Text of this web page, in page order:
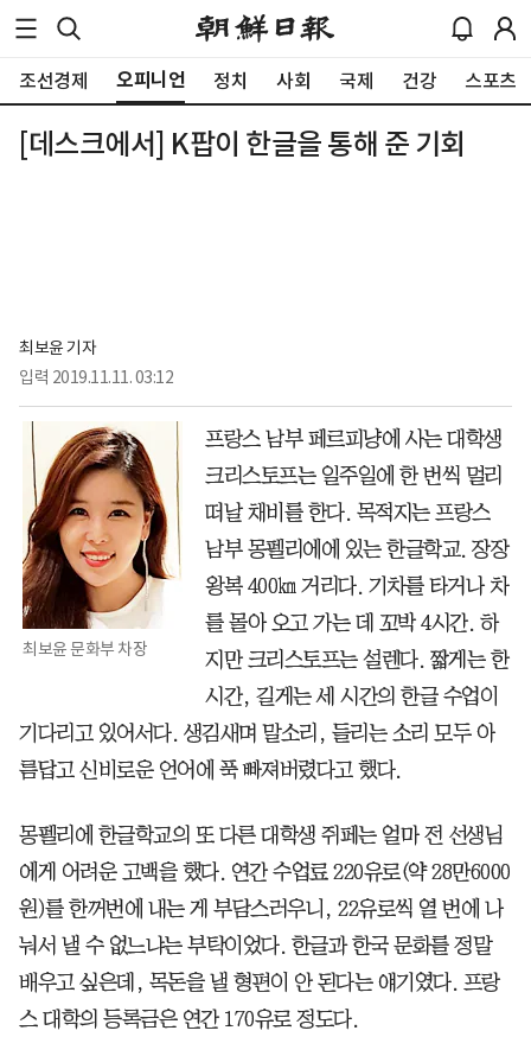
조선경제 오피니언 정치 사회 국제 건강 스포츠
[데스크에서] K팝이 한글을 통해 준 기회
최보윤 기자
입력 2019.11.11. 03:12
최보윤 문화부 차장
프랑스 남부 페르피냥에 사는 대학생
크리스토프는 일주일에 한 번씩 멀리
떠날 채비를 한다. 목적지는 프랑스
남부 몽펠리에에 있는 한글학교. 장장
왕복 400㎞ 거리다. 기차를 타거나 차
를 몰아 오고 가는 데 꼬박 4시간. 하
지만 크리스토프는 설렌다. 짧게는 한
시간, 길게는 세 시간의 한글 수업이
기다리고 있어서다. 생김새며 말소리, 들리는 소리 모두 아
름답고 신비로운 언어에 푹 빠져버렸다고 했다.
몽펠리에 한글학교의 또 다른 대학생 쥐페는 얼마 전 선생님
에게 어려운 고백을 했다. 연간 수업료 220유로(약 28만6000
원)를 한꺼번에 내는 게 부담스러우니, 22유로씩 열 번에 나
눠서 낼 수 없느냐는 부탁이었다. 한글과 한국 문화를 정말
배우고 싶은데, 목돈을 낼 형편이 안 된다는 얘기였다. 프랑
스 대학의 등록금은 연간 170유로 정도다.